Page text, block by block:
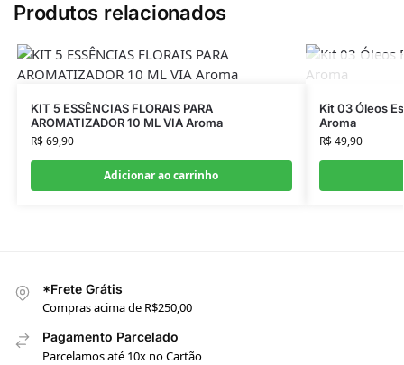
Produtos relacionados
KIT 5 ESSÊNCIAS FLORAIS PARA
AROMATIZADOR 10 ML VIA Aroma
R$69,90
Adicionar ao carrinho
Kit 03 Óleos
Aroma
R$49,90
*Frete Grátis
Compras acima de R$250,00
Pagamento Parcelado
Parcelamos até 10x no Cartão